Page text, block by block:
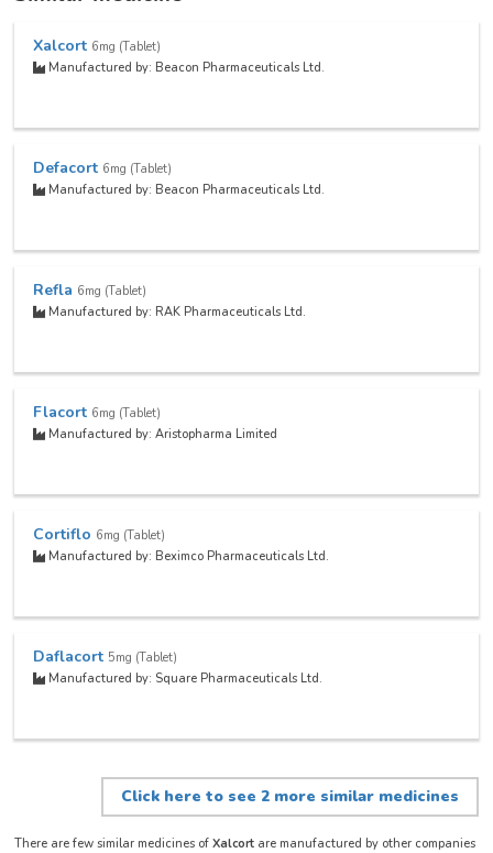
Xalcort 6mg (Tablet)
Manufactured by: Beacon Pharmaceuticals Ltd.
Defacort 6mg (Tablet)
Manufactured by: Beacon Pharmaceuticals Ltd.
Refla 6mg (Tablet)
Manufactured by: RAK Pharmaceuticals Ltd.
Flacort 6mg (Tablet)
Manufactured by: Aristopharma Limited
Cortiflo 6mg (Tablet)
Manufactured by: Beximco Pharmaceuticals Ltd.
Daflacort 5mg (Tablet)
Manufactured by: Square Pharmaceuticals Ltd.
Click here to see 2 more similar medicines
There are few similar medicines ofXalcort are manufactured by other companies